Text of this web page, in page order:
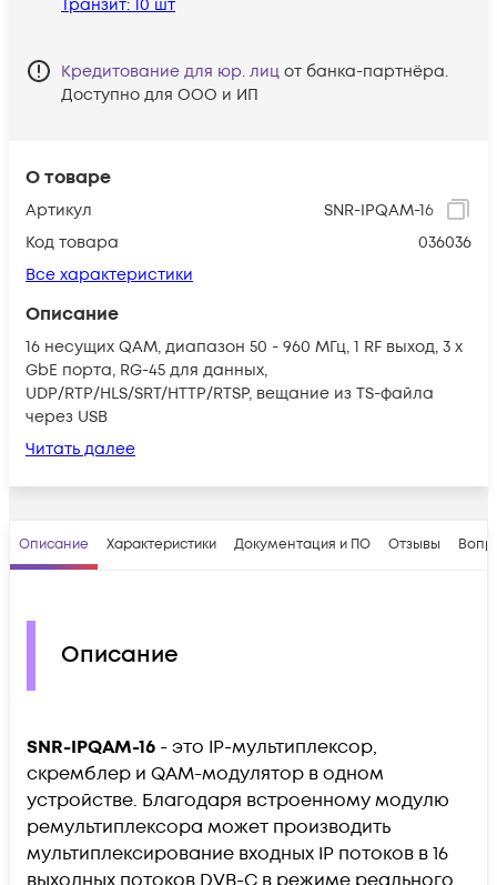
О товаре
Артикул
SNR-IPQAM-16
Код товара
036036
Все характеристики
Описание
16 несущих QAM, диапазон 50 - 960 МГц, 1 RF выход, 3 х
GbE порта, RG-45 для данных,
UDP/RTP/HLS/SRT/HTTP/RTSP, вещание из TS-файла
через USB
Читать далее
Транзит: 10 шт
Кредитование для юр. лиц от банка-партнёра.
Доступно для ООО и ИП
Описание Характеристики Документация и ПО Отзывы
Описание
SNR-IPQAM-16 - это IP-мультиплексор,
скремблер и QAM-модулятор в одном
устройстве. Благодаря встроенному модулю
ремультиплексора может производить
мультиплексирование входных IP потоков в 16